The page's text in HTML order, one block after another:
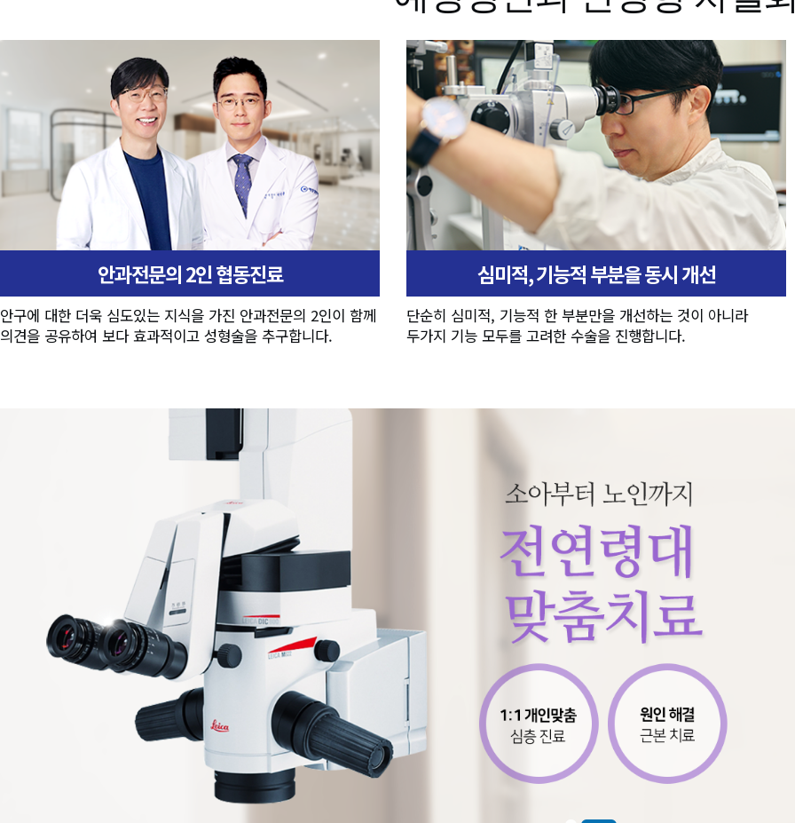
안과전문의 2인 협동진료
안구에 대한 더욱 심도있는 지식을 가진 안과전문의 2인이 함께
의견을 공유하여 보다 효과적이고 성형술을 추구합니다.
심미적, 기능적 부분을 동시 개선
단순히 심미적, 기능적 한 부분만을 개선하는 것이 아니라
두가지 기능 모두를 고려한 수술을 진행합니다.